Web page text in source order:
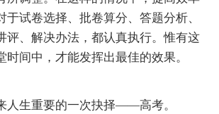
于试卷选择、批卷算分、答题分析、
评、解决办法，都认真执行。惟有这
时间中，才能发挥出最佳的效果。
人生重要的一次抉择——高考。